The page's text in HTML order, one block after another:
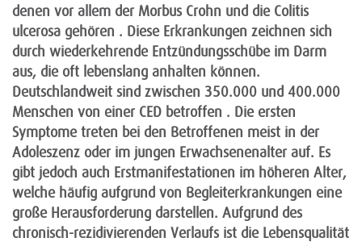
denen vor allem der Morbus Crohn und die Colitis
ulcerosa gehören . Diese Erkrankungen zeichnen sich
durch wiederkehrende Entzündungsschübe im Darm
aus, die oft lebenslang anhalten können.
Deutschlandweit sind zwischen 350.000 und 400.000
Menschen von einer CED betroffen . Die ersten
Symptome treten bei den Betroffenen meist in der
Adoleszenz oder im jungen Erwachsenenalter auf. Es
gibt jedoch auch Erstmanifestationen im höheren Alter,
welche häufig aufgrund von Begleiterkrankungen eine
große Herausforderung darstellen. Aufgrund des
chronisch-rezidivierenden Verlaufs ist die Lebensqualität